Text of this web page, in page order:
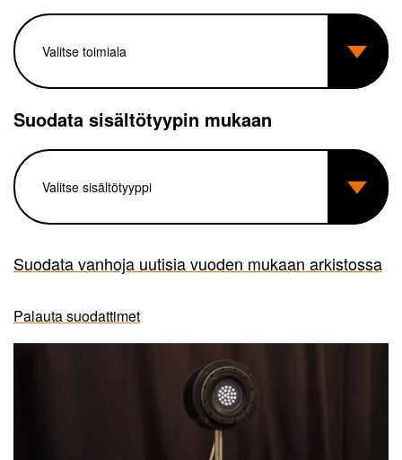
Suodata sisältötyypin mukaan
Suodata vanhoja uutisia vuoden mukaan arkistossa
Palauta suodattimet